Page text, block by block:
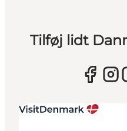
Tilføj lidt